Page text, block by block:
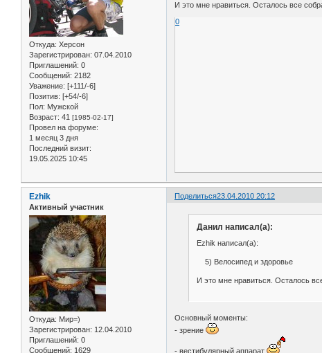
Откуда: Херсон
Зарегистрирован: 07.04.2010
Приглашений: 0
Сообщений: 2182
Уважение: [+111/-6]
Позитив: [+54/-6]
Пол: Мужской
Возраст: 41 [1985-02-17]
Провел на форуме:
1 месяц 3 дня
Последний визит:
19.05.2025 10:45
И это мне нравиться. Осталось все
0
Поделиться23.04.2010 20:12
Ezhik
Активный участник
Откуда: Мир=)
Зарегистрирован: 12.04.2010
Приглашений: 0
Сообщений: 1629
Данил написал(а):
Ezhik написал(а):
5) Велосипед и здоровье
И это мне нравиться. Осталось
Основный моменты:
- зрение
- вестибулярный аппарат